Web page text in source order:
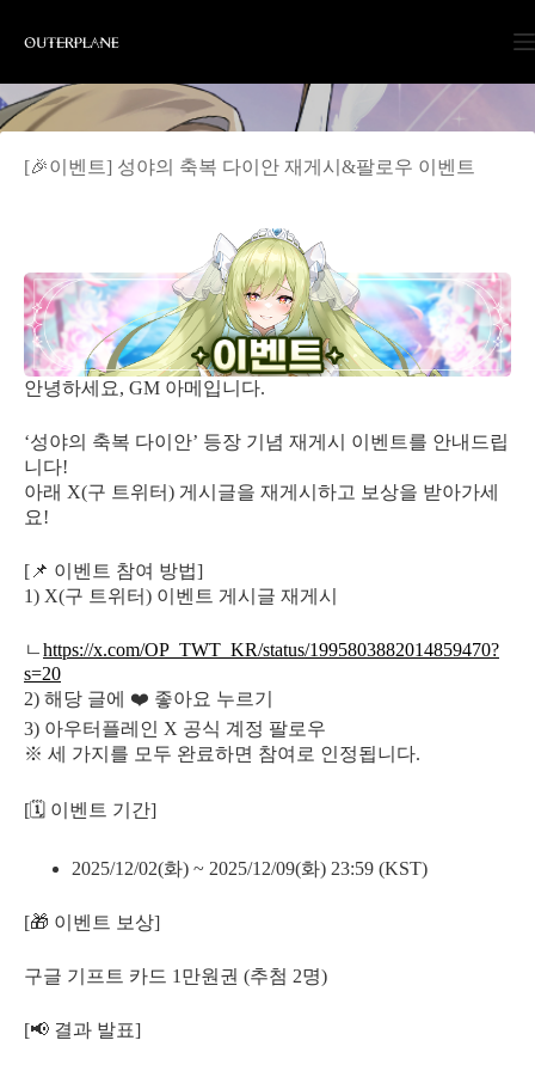
content
[🎉이벤트] 성야의 축복 다이안 재게시&팔로우 이벤트
안녕하세요, GM 아메입니다.
‘성야의 축복 다이안’ 등장 기념 재게시 이벤트를 안내드립
니다!
아래 X(구 트위터) 게시글을 재게시하고 보상을 받아가세
요!
[📌 이벤트 참여 방법]
1) X(구 트위터) 이벤트 게시글 재게시
ㄴhttps://x.com/OP_TWT_KR/status/1995803882014859470?
s=20
2) 해당 글에 ❤️ 좋아요 누르기
3) 아우터플레인 X 공식 계정 팔로우
※ 세 가지를 모두 완료하면 참여로 인정됩니다.
[🗓 이벤트 기간]
2025/12/02(화) ~ 2025/12/09(화) 23:59 (KST)
[🎁 이벤트 보상]
구글 기프트 카드 1만원권 (추첨 2명)
[📢 결과 발표]